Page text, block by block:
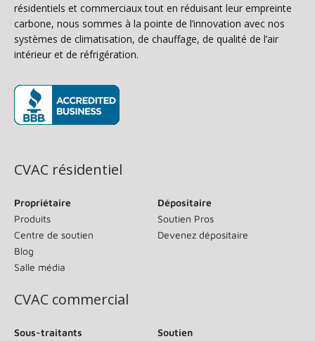
résidentiels et commerciaux tout en réduisant leur empreinte
carbone, nous sommes à la pointe de l’innovation avec nos
systèmes de climatisation, de chauffage, de qualité de l’air
intérieur et de réfrigération.
CVAC résidentiel
Propriétaire
Produits
Centre de soutien
Blog
Salle média
Dépositaire
Soutien Pros
Devenez dépositaire
CVAC commercial
Sous-traitants
Soutien